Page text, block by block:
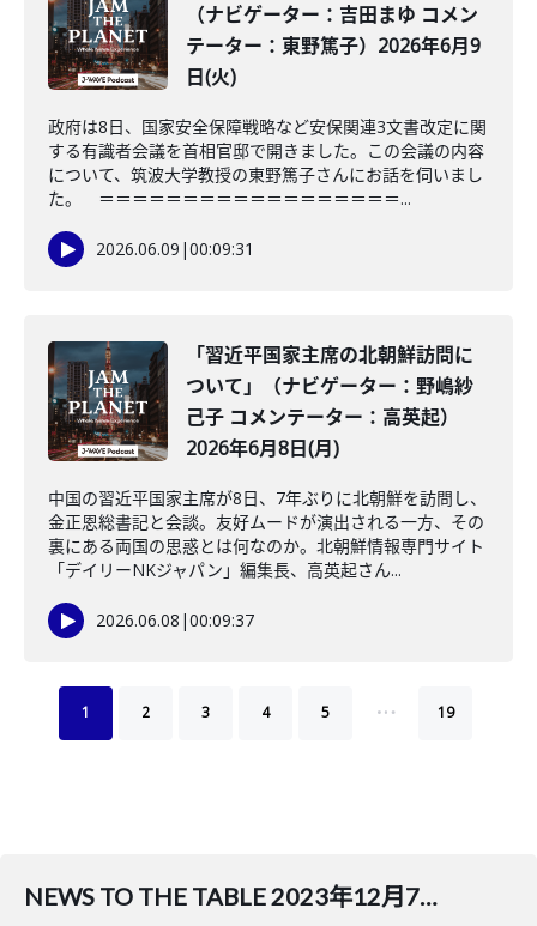
（ナビゲーター：吉田まゆ コメン
テーター：東野篤子）2026年6月9
日(火)
政府は8日、国家安全保障戦略など安保関連3文書改定に関
する有識者会議を首相官邸で開きました。この会議の内容
について、筑波大学教授の東野篤子さんにお話を伺いまし
た。 ＝＝＝＝＝＝＝＝＝＝＝＝＝＝＝＝＝＝...
2026.06.09 |00:09:31
「習近平国家主席の北朝鮮訪問に
ついて」（ナビゲーター：野嶋紗
己子 コメンテーター：高英起）
2026年6月8日(月)
中国の習近平国家主席が8日、7年ぶりに北朝鮮を訪問し、
金正恩総書記と会談。友好ムードが演出される一方、その
裏にある両国の思惑とは何なのか。北朝鮮情報専門サイト
「デイリーNKジャパン」編集長、高英起さん...
2026.06.08 |00:09:37
1 2 3 4 5 … 19
NEWS TO THE TABLE 2023年12月7日(木)（ナビゲーター：堀潤／コメンテーター：全国統一教会被害対策弁護団の事務局次長、弁護士 阿部克臣）